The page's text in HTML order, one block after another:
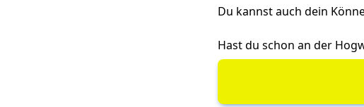
Du kannst auch dein
Hast du schon an der